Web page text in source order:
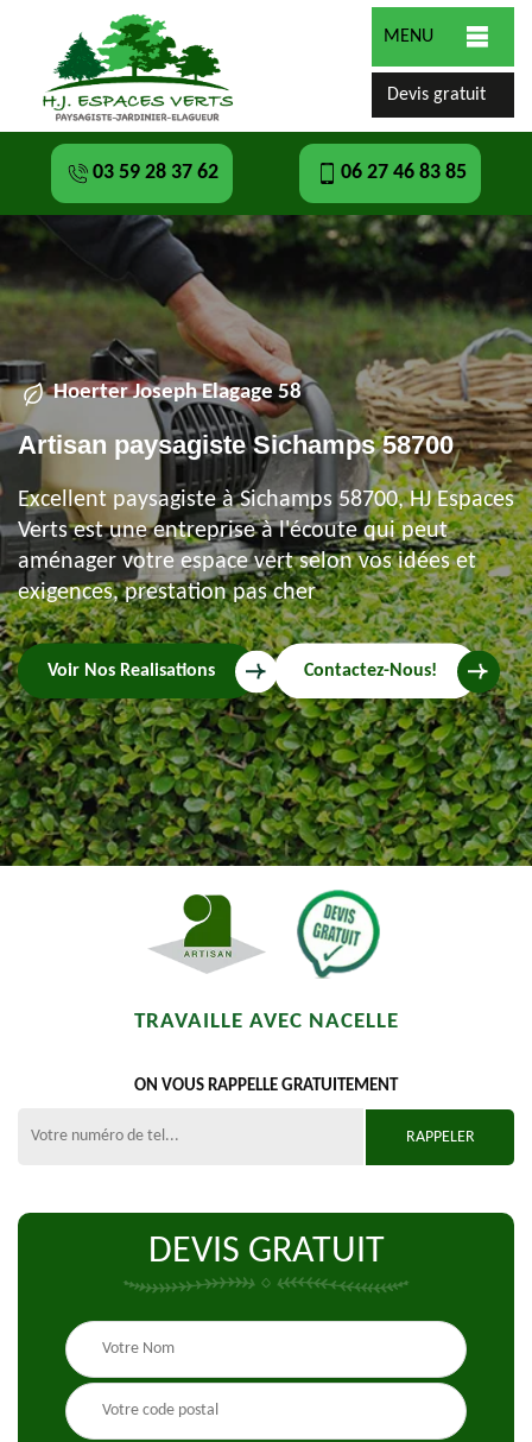
MENU
Devis gratuit
03 59 28 37 62 06 27 46 83 85
Hoerter Joseph Elagage 58
Artisan paysagiste Sichamps 58700
Excellent paysagiste à Sichamps 58700, HJ Espaces
Verts est une entreprise à l'écoute qui peut
aménager votre espace vert selon vos idées et
exigences, prestation pas cher
Voir Nos Realisations Contactez-Nous!
TRAVAILLE AVEC NACELLE
ON VOUS RAPPELLE GRATUITEMENT
DEVIS GRATUIT